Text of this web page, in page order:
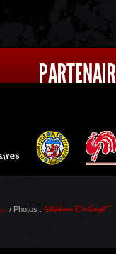
/ Photos :